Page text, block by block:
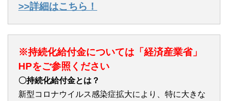
>>詳細はこちら！
※持続化給付金については「経済産業省」
HPをご参照ください
〇持続化給付金とは？
新型コロナウイルス感染症拡大により、特に大きな